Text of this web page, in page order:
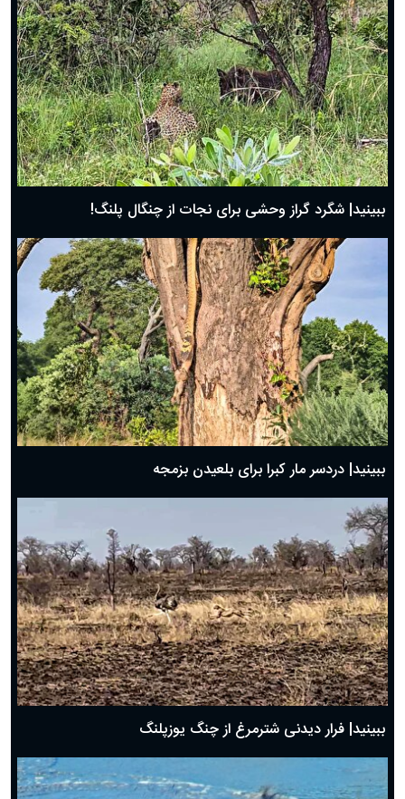
ببینید| شگرد گراز وحشی برای نجات از چنگال پلنگ!
ببینید| دردسر مار کبرا برای بلعیدن بزمجه
ببینید| فرار دیدنی شترمرغ از چنگ یوزپلنگ